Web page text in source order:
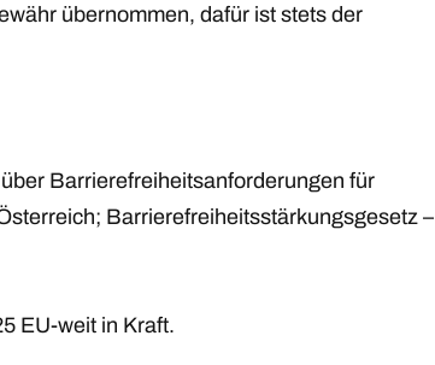
übernommen, dafür ist stets der
Barrierefreiheitsanforderungen für
Barrierefreiheitsstärkungsgesetz –
EU-weit in Kraft.